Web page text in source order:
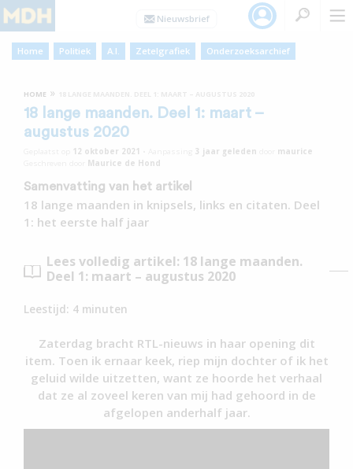
Home Politiek A.I. Zetelgrafiek Onderzoeksarchief
HOME »
18 lange maanden. Deel 1: maart –
augustus 2020
12 oktober 2021 3 jaar geleden
maurice
Maurice de Hond
Samenvatting van het artikel
18 lange maanden in knipsels, links en citaten. Deel
1: het eerste half jaar
Lees volledig artikel: 18 lange maanden.
Deel 1: maart – augustus 2020
Leestijd: 4 minuten
Zaterdag bracht RTL-nieuws in haar opening dit
item. Toen ik ernaar keek, riep mijn dochter of ik het
geluid wilde uitzetten, want ze hoorde het verhaal
dat ze al zoveel keren van mij had gehoord in de
afgelopen anderhalf jaar.